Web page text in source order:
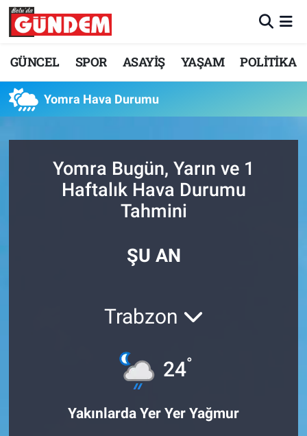
GÜNCEL SPOR ASAYİŞ YAŞAM POLİTİKA
Yomra Hava Durumu
Yomra Bugün, Yarın ve 1
Haftalık Hava Durumu
Tahmini
ŞU AN
Trabzon
24°
Yakınlarda Yer Yer Yağmur
Merkez Nöbetçi Eczaneler
Tüm Manşetler